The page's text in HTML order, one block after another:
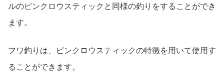
ルのピンクロウスティックと同様の釣りをすることができ
ます。
フワ釣りは、ピンクロウスティックの特徴を用いて使用す
ることができます。